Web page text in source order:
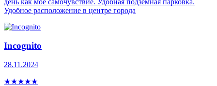
день как мое самочувствие. Удобная подземная парковка.
Удобное расположение в центре города
Incognito
28.11.2024
★★★★★